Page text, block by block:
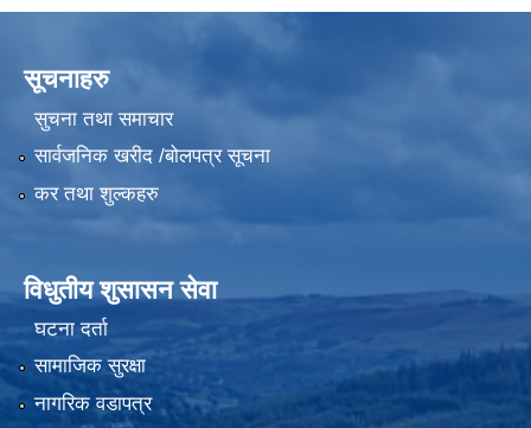
सूचनाहरु
सुचना तथा समाचार
सार्वजनिक खरीद /बोलपत्र सूचना
कर तथा शुल्कहरु
विधुतीय शुसासन सेवा
घटना दर्ता
सामाजिक सुरक्षा
नागरिक वडापत्र